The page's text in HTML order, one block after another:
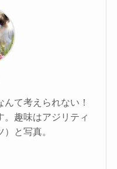
て考えられない！
。趣味はアジリティ
と写真。